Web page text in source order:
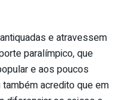
e atravessem
paralímpico, que
e aos poucos
acredito que em